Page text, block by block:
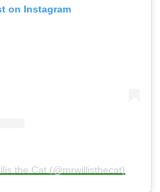
on Instagram
the Cat (@mrwillisthecat)